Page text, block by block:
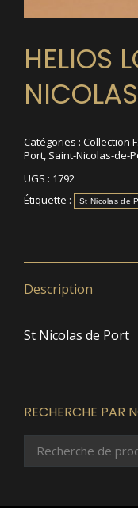
HELIOS
Catégories : Collection
Port, Saint-Nicolas-de-
UGS : 1792
Étiquette :
St Nicolas de
Description
St Nicolas de Port
RECHERCHE PAR